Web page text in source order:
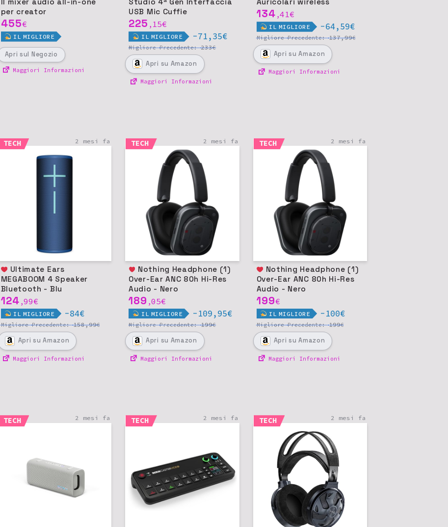
II mixer audio all-in-one
per creator
455€
IL MIGLIORE
Apri sul Negozio
Maggiori Informazioni
Studio 4ª Gen Interfaccia
USB Mic Cuffie
225 , 15€
IL MIGLIORE -71,35€
MigliorePrecedente:233€
Apri su Amazon
Maggiori Informazioni
Auricolari wireless
134 ,41€
IL MIGLIORE -64,59€
MigliorePrecedente:137,99€
Apri su Amazon
Maggiori Informazioni
TECH 2 mesi fa
MEGABOOM 4 Speaker
Bluetooth - Blu
124 ,99€
IL MIGLIORE -84€
MigliorePrecedente:158,99€
Apri su Amazon
Maggiori Informazioni
TECH 2 mesi fa
Over-Ear ANC 80h Hi-Res
Audio - Nero
189 ,05€
IL MIGLIORE -109,95€
MigliorePrecedente:199€
Apri su Amazon
Maggiori Informazioni
TECH 2 mesi fa
Over-Ear ANC 80h Hi-Res
Audio - Nero
199€
IL MIGLIORE -100€
MigliorePrecedente:199€
Apri su Amazon
Maggiori Informazioni
TECH 2 mesi fa TECH 2 mesi fa TECH 2 mesi fa